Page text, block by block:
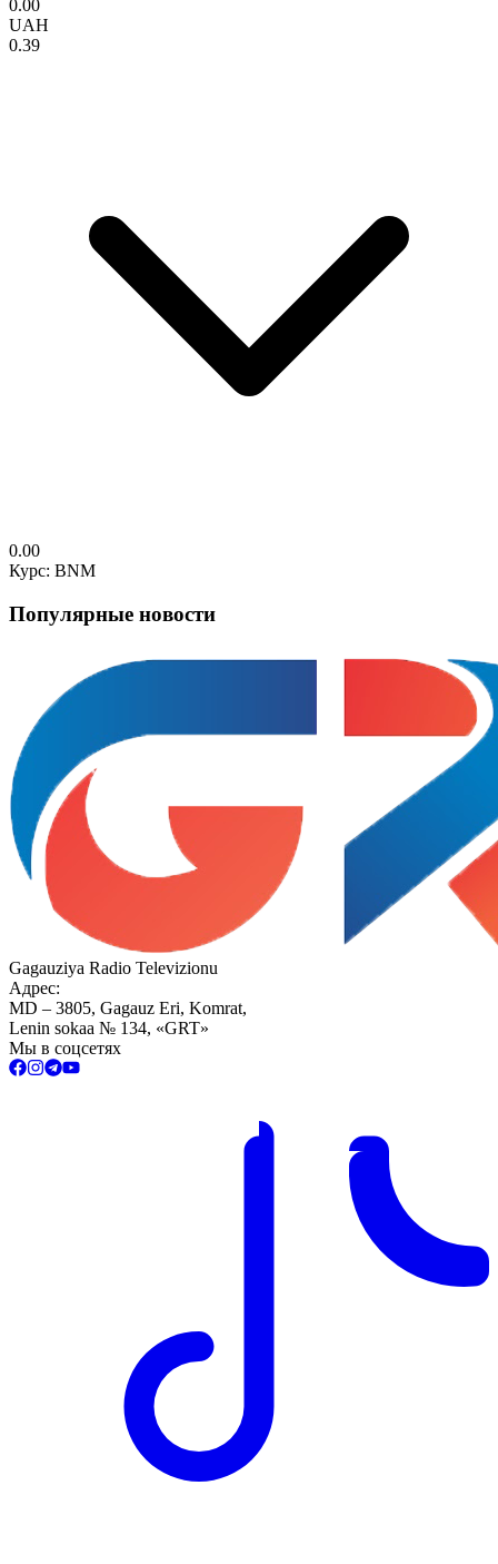
0.00
UAH
0.39
0.00
Курс: BNM
Популярные новости
Gagauziya Radio Televizionu
Адрес:
MD – 3805, Gagauz Eri, Komrat,
Lenin sokaa № 134, «GRT»
Мы в соцсетях